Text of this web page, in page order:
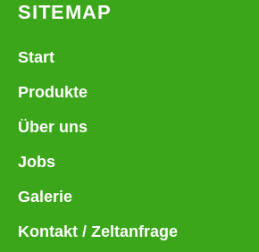
SITEMAP
Start
Produkte
Über uns
Jobs
Galerie
Kontakt / Zeltanfrage